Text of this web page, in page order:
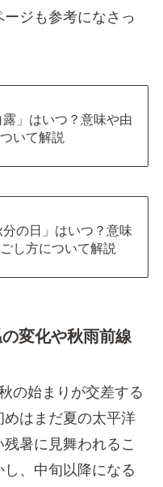
ージも参考になさっ
」はいつ？意味や由
いて解説
の日」はいつ？意味
し方について解説
変化や秋雨前線
の始まりが交差する
はまだ夏の太平洋
暑に見舞われるこ
、中旬以降になる